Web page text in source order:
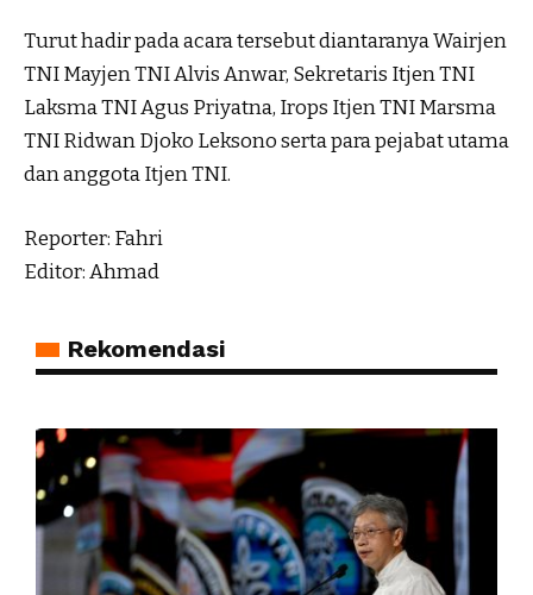
Turut hadir pada acara tersebut diantaranya Wairjen
TNI Mayjen TNI Alvis Anwar, Sekretaris Itjen TNI
Laksma TNI Agus Priyatna, Irops Itjen TNI Marsma
TNI Ridwan Djoko Leksono serta para pejabat utama
dan anggota Itjen TNI.
Reporter: Fahri
Editor: Ahmad
Rekomendasi